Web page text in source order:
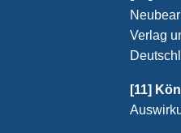
Verlag
[11]